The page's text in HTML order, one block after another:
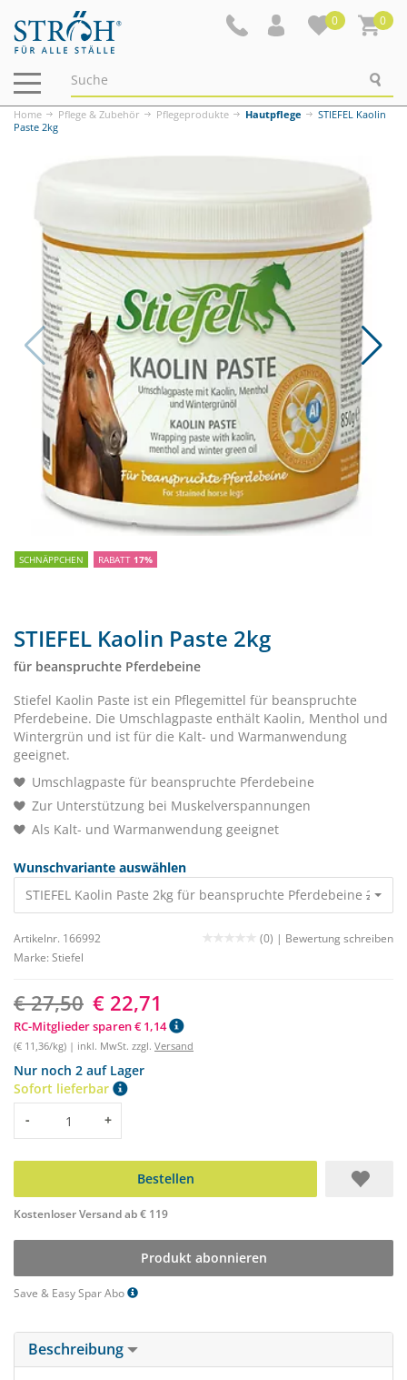
0 0
Navigation
ein-/ausblenden
Home Pflege & Zubehör Pflegeprodukte Hautpflege
STIEFEL Kaolin
Paste 2kg
SCHNÄPPCHEN RABATT 17%
STIEFEL Kaolin Paste 2kg
für beanspruchte Pferdebeine
Stiefel Kaolin Paste ist ein Pflegemittel für beanspruchte
Pferdebeine. Die Umschlagpaste enthält Kaolin, Menthol und
Wintergrün und ist für die Kalt- und Warmanwendung
geeignet.
Umschlagpaste für beanspruchte Pferdebeine
Zur Unterstützung bei Muskelverspannungen
Als Kalt- und Warmanwendung geeignet
Wunschvariante auswählen
STIEFEL Kaolin Paste 2kg für beanspruchte Pferdebeine 27,50
Artikelnr. 166992 (0) | Bewertung schreiben
Marke: Stiefel
€ 27,50 € 22,71
RC-Mitglieder sparen € 1,14
(€ 11,36/kg) | inkl. MwSt. zzgl. Versand
Nur noch 2 auf Lager
Sofort lieferbar
Menge
- +
Bestellen
Kostenloser Versand ab € 119
Produkt abonnieren
Save & Easy Spar Abo
Beschreibung